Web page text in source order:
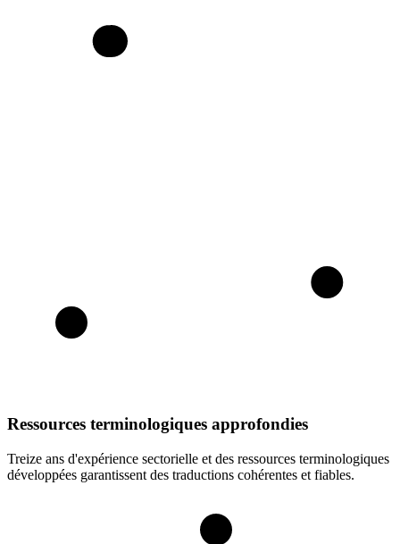
Ressources terminologiques approfondies
Treize ans d'expérience sectorielle et des ressources terminologiques
développées garantissent des traductions cohérentes et fiables.